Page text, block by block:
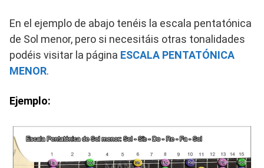
En el ejemplo de abajo tenéis la escala pentatónica
de Sol menor, pero si necesitáis otras tonalidades
podéis visitar la página ESCALA PENTATÓNICA
MENOR.
Ejemplo: